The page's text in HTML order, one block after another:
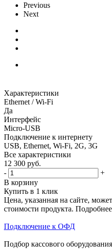
Previous
Next
Характеристики
Ethernet / Wi-Fi
Да
Интерфейс
Micro-USB
Подключение к интернету
USB, Ethernet, Wi-Fi, 2G, 3G
Все характеристики
12 300 руб.
-
+
В корзину
Купить в 1 клик
Цена, указанная на сайте,
стоимости продукта.
Подключение к ОФД
Подбор кассового оборудования